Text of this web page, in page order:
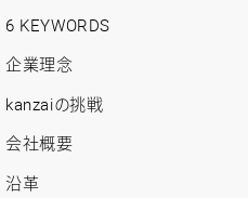
情
報
ッ
6 KEYWORDS
企業理念
kanzaiの挑戦
会社概要
沿革